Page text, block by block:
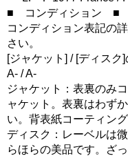
■ コンディション ■
コンディション表記の
さい。
[ジャケット] / [ディスク]
A- / A-
ジャケット：表裏のみ
ャケット。表裏はわず
い。背表紙コーティン
ディスク：レーベルは
らほらの美品です。ざ